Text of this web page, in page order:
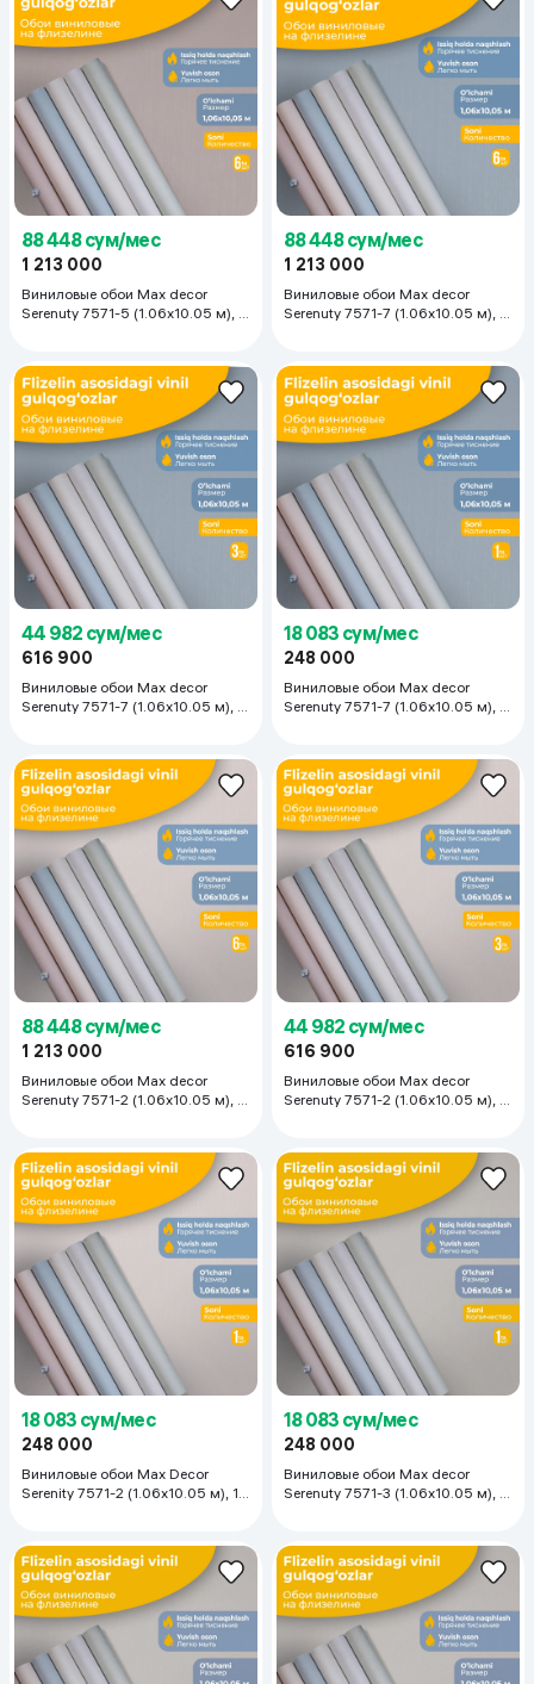
88 448 сум/мес
1 213 000
Виниловые обои Max decor
Serenuty 7571-5 (1.06х10.05 м), 6
88 448 сум/мес
1 213 000
Виниловые обои Max decor
Serenuty 7571-7 (1.06х10.05 м), 6
44 982 сум/мес
616 900
Виниловые обои Max decor
Serenuty 7571-7 (1.06х10.05 м), 3
18 083 сум/мес
248 000
Виниловые обои Max decor
Serenuty 7571-7 (1.06х10.05 м), 1
88 448 сум/мес
1 213 000
Виниловые обои Max decor
Serenuty 7571-2 (1.06х10.05 м), 6
44 982 сум/мес
616 900
Виниловые обои Max decor
Serenuty 7571-2 (1.06х10.05 м), 3
18 083 сум/мес
248 000
Виниловые обои Max Decor
Serenity 7571-2 (1.06х10.05 м), 1
18 083 сум/мес
248 000
Виниловые обои Max decor
Serenuty 7571-3 (1.06х10.05 м), 1